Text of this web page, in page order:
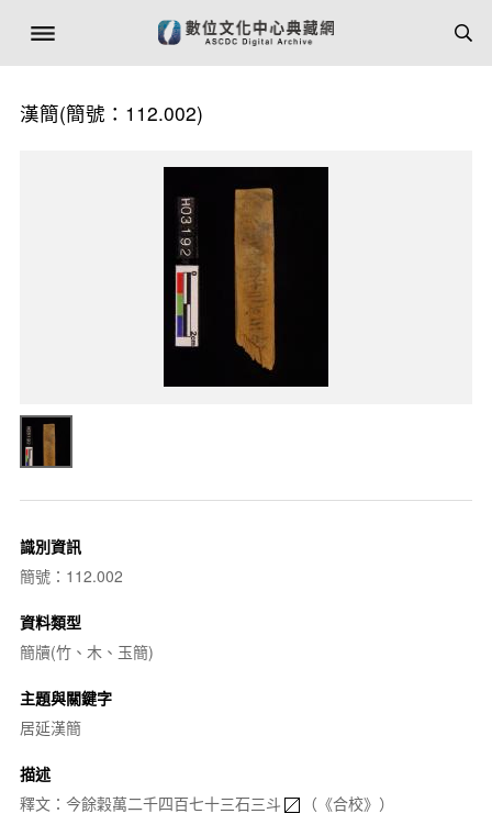
漢簡(簡號：112.002)
識別資訊
簡號：112.002
資料類型
簡牘(竹、木、玉簡)
主題與關鍵字
居延漢簡
描述
釋文：今餘穀萬二千四百七十三石三斗
（《合校》）